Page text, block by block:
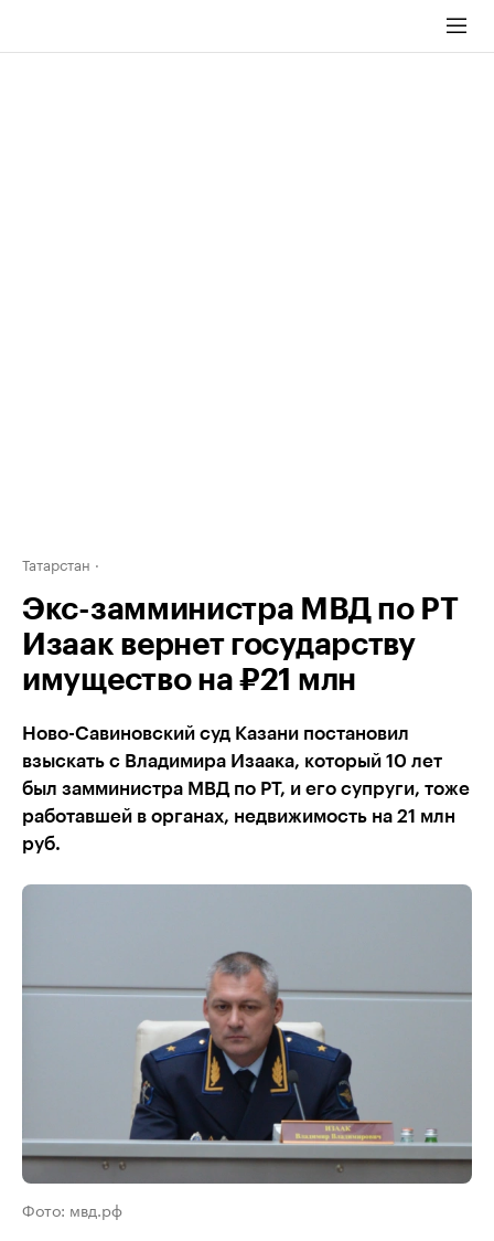
Татарстан
Экс-замминистра МВД по РТ
Изаак вернет государству
имущество на ₽21 млн
Ново-Савиновский суд Казани постановил
взыскать с Владимира Изаака, который 10 лет
был замминистра МВД по РТ, и его супруги, тоже
работавшей в органах, недвижимость на 21 млн
руб.
Фото: мвд.рф